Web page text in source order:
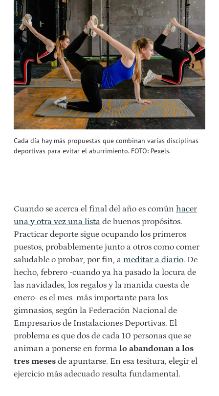
Cada día hay más propuestas que combinan varias disciplinas
deportivas para evitar el aburrimiento. FOTO: Pexels.
Cuando se acerca el final del año es común hacer
una y otra vez una lista de buenos propósitos.
Practicar deporte sigue ocupando los primeros
puestos, probablemente junto a otros como comer
saludable o probar, por fin, a meditar a diario. De
hecho, febrero -cuando ya ha pasado la locura de
las navidades, los regalos y la manida cuesta de
enero- es el mes más importante para los
gimnasios, según la Federación Nacional de
Empresarios de Instalaciones Deportivas. El
problema es que dos de cada 10 personas que se
animan a ponerse en forma lo abandonan a los
tres meses de apuntarse. En esa tesitura, elegir el
ejercicio más adecuado resulta fundamental.